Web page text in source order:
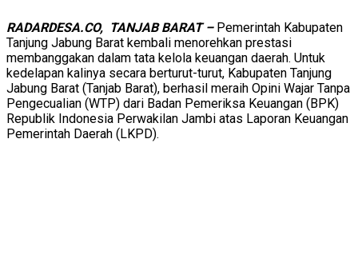
RADARDESA.CO, TANJAB BARAT –Pemerintah Kabupaten
Tanjung Jabung Barat kembali menorehkan prestasi
membanggakan dalam tata kelola keuangan daerah. Untuk
kedelapan kalinya secara berturut-turut, Kabupaten Tanjung
Jabung Barat (Tanjab Barat), berhasil meraih Opini Wajar Tanpa
Pengecualian (WTP) dari Badan Pemeriksa Keuangan (BPK)
Republik Indonesia Perwakilan Jambi atas Laporan Keuangan
Pemerintah Daerah (LKPD).